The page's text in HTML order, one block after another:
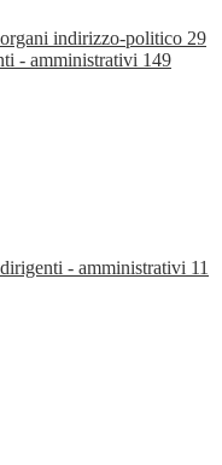
indirizzo-politico 29
- amministrativi 149
- amministrativi 11